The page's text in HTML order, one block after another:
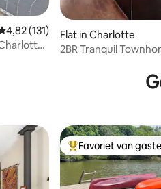
beoordeling van 4,82
4,82 (131)
Flat in Charlotte
2BR Tranquil
Topfavoriet van
Favoriet van